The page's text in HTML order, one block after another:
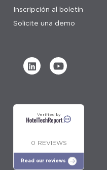
Inscripción al boletín
Solicite una demo
Verified by
0 REVIEWS
Read our reviews